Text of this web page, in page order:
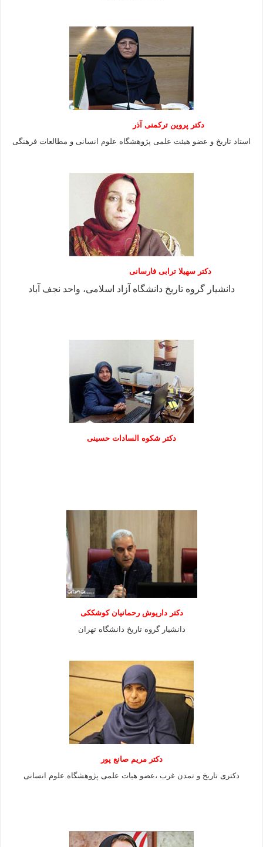
دکتر پروین ترکمنی آذر
استاد تاریخ و عضو هیئت علمی پژوهشگاه علوم انسانی و مطالعات فرهنگى
دکتر سهیلا ترابی فارسانی
دانشیار گروه تاریخ دانشگاه آزاد اسلامی، واحد نجف آباد
دكتر شكوه السادات حسينی
دکتر داریوش رحمانیان کوشککی
دانشیار گروه تاریخ دانشگاه تهران
دکتر مریم صانع پور
دکتری تاریخ و تمدن غرب ،عضو هیات علمی پژوهشگاه علوم
انسانی